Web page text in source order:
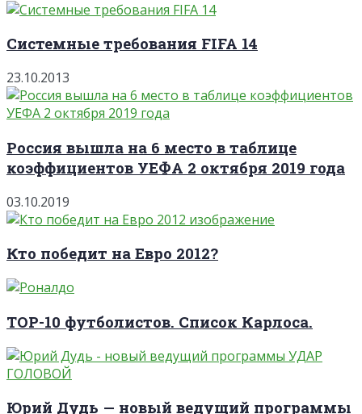
Системные требования FIFA 14
23.10.2013
Россия вышла на 6 место в таблице
коэффициентов УЕФА 2 октября 2019 года
03.10.2019
Кто победит на Евро 2012?
TOP-10 футболистов. Список Карлоса.
Юрий Дудь — новый ведущий программы